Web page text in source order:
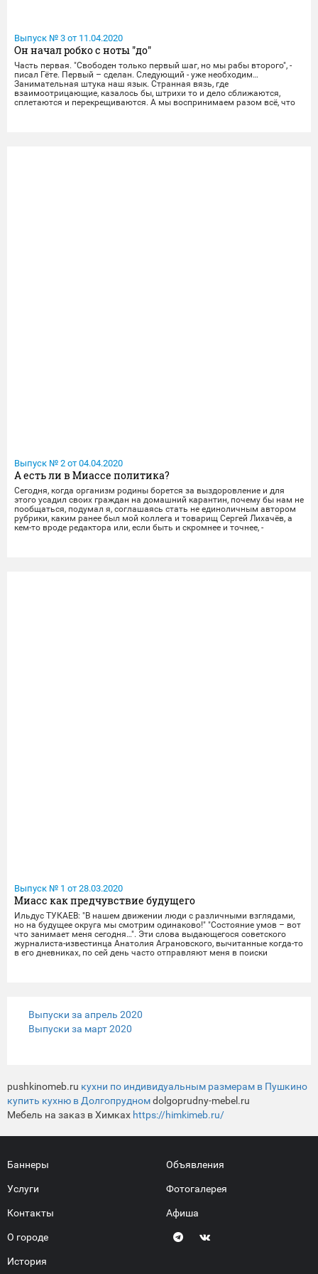
Выпуск № 3 от 11.04.2020
Он начал робко с ноты "до"
Часть первая. "Свободен только первый шаг, но мы рабы второго", -
писал Гёте. Первый – сделан. Следующий - уже необходим…
Занимательная штука наш язык. Странная вязь, где
взаимоотрицающие, казалось бы, штрихи то и дело сближаются,
сплетаются и перекрещиваются. А мы воспринимаем разом всё, что
Выпуск № 2 от 04.04.2020
А есть ли в Миассе политика?
Сегодня, когда организм родины борется за выздоровление и для
этого усадил своих граждан на домашний карантин, почему бы нам не
пообщаться, подумал я, соглашаясь стать не единоличным автором
рубрики, каким ранее был мой коллега и товарищ Сергей Лихачёв, а
кем-то вроде редактора или, если быть и скромнее и точнее, -
Выпуск № 1 от 28.03.2020
Миасс как предчувствие будущего
Ильдус ТУКАЕВ: "В нашем движении люди с различными взглядами,
но на будущее округа мы смотрим одинаково!" "Состояние умов – вот
что занимает меня сегодня…". Эти слова выдающегося советского
журналиста-известинца Анатолия Аграновского, вычитанные когда-то
в его дневниках, по сей день часто отправляют меня в поиски
Выпуски за апрель 2020
Выпуски за март 2020
pushkinomeb.ru кухни по индивидуальным размерам в Пушкино
купить кухню в Долгопрудномdolgoprudny-mebel.ru
Мебель на заказ в Химках https://himkimeb.ru/
Баннеры
Услуги
Контакты
О городе
История
Объявления
Фотогалерея
Афиша